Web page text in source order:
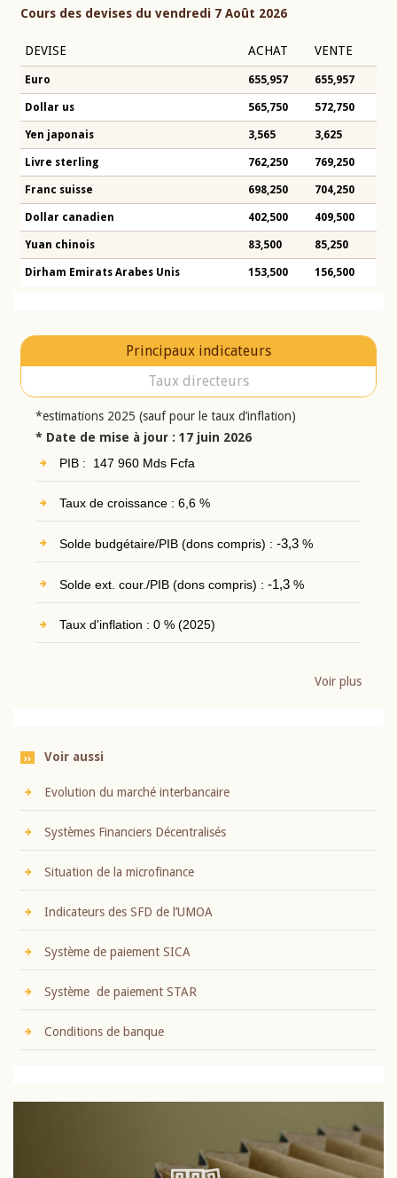
Cours des devises du vendredi 7 Août 2026
DEVISE ACHAT VENTE
Euro 655,957 655,957
Dollar us 565,750 572,750
Yen japonais 3,565 3,625
Livre sterling 762,250 769,250
Franc suisse 698,250 704,250
Dollar canadien 402,500 409,500
Yuan chinois 83,500 85,250
Dirham Emirats Arabes Unis 153,500 156,500
Principaux indicateurs
Taux directeurs
*estimations 2025 (sauf pour le taux d’inflation)
* Date de mise à jour : 17 juin 2026
PIB : 147 960 Mds Fcfa
Taux de croissance : 6,6 %
Solde budgétaire/PIB (dons compris) : -3,3%
Solde ext. cour./PIB (dons compris) : -1,3%
Taux d'inflation : 0 % (2025)
Voir plus
Voir aussi
Evolution du marché interbancaire
Systèmes Financiers Décentralisés
Situation de la microfinance
Indicateurs des SFD de l’UMOA
Système de paiement SICA
Système de paiement STAR
Conditions de banque